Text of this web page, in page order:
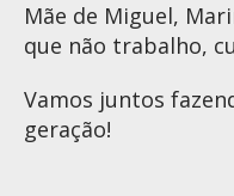
Mãe de Miguel,
que não trabalho,
Vamos juntos
geração!